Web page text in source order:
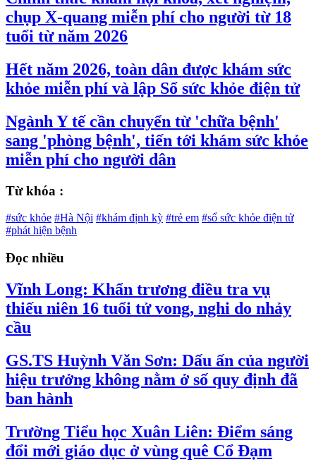
chụp X-quang miễn phí cho người từ 18
tuổi từ năm 2026
Hết năm 2026, toàn dân được khám sức
khỏe miễn phí và lập Sổ sức khỏe điện tử
Ngành Y tế cần chuyển từ 'chữa bệnh'
sang 'phòng bệnh', tiến tới khám sức khỏe
miễn phí cho người dân
Từ khóa :
#sức khỏe #Hà Nội #khám định kỳ #trẻ em #sổ sức khỏe điện tử
#phát hiện bệnh
Đọc nhiều
Vĩnh Long: Khẩn trương điều tra vụ
thiếu niên 16 tuổi tử vong, nghi do nhảy
cầu
GS.TS Huỳnh Văn Sơn: Dấu ấn của người
hiệu trưởng không nằm ở số quy định đã
ban hành
Trường Tiểu học Xuân Liên: Điểm sáng
đổi mới giáo dục ở vùng quê Cổ Đạm